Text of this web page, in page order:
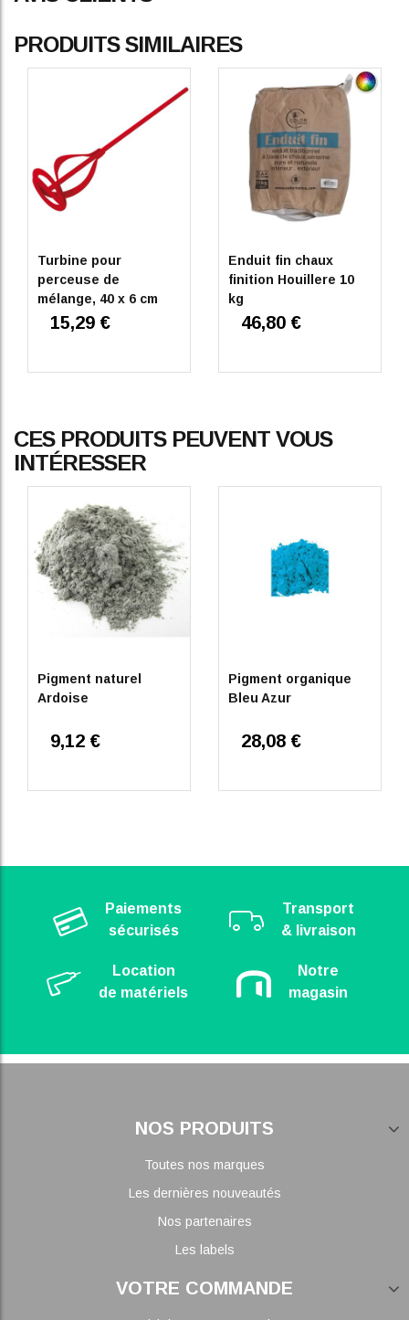
PRODUITS SIMILAIRES
Turbine pour
perceuse de
mélange, 40 x 6 cm
15,29 €
Enduit fin chaux
finition Houillere 10
kg
46,80 €
CES PRODUITS PEUVENT VOUS
INTÉRESSER
Pigment naturel
Ardoise
9,12 €
Pigment organique
Bleu Azur
28,08 €
Paiements
sécurisés
Transport
& livraison
Location
de matériels
Notre
magasin
NOS PRODUITS
Toutes nos marques
Les dernières nouveautés
Nos partenaires
Les labels
VOTRE COMMANDE